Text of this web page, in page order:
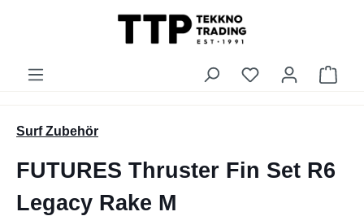
Du hast 0
Surf Zubehör
FUTURES Thruster Fin Set R6
Legacy Rake M